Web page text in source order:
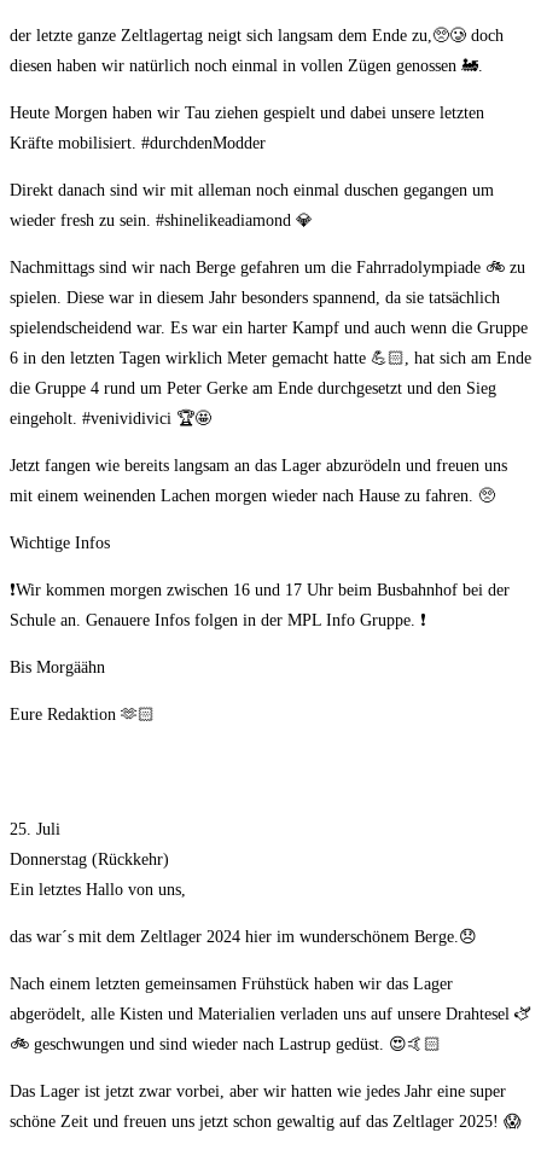
der letzte ganze Zeltlagertag neigt sich langsam dem Ende zu,🥺🥲 doch
diesen haben wir natürlich noch einmal in vollen Zügen genossen 🚂.
Heute Morgen haben wir Tau ziehen gespielt und dabei unsere letzten
Kräfte mobilisiert. #durchdenModder
Direkt danach sind wir mit alleman noch einmal duschen gegangen um
wieder fresh zu sein. #shinelikeadiamond 💎
Nachmittags sind wir nach Berge gefahren um die Fahrradolympiade 🚲 zu
spielen. Diese war in diesem Jahr besonders spannend, da sie tatsächlich
spielendscheidend war. Es war ein harter Kampf und auch wenn die Gruppe
6 in den letzten Tagen wirklich Meter gemacht hatte 💪🏻, hat sich am Ende
die Gruppe 4 rund um Peter Gerke am Ende durchgesetzt und den Sieg
eingeholt. #venividivici 🏆🤩
Jetzt fangen wie bereits langsam an das Lager abzurödeln und freuen uns
mit einem weinenden Lachen morgen wieder nach Hause zu fahren. 🥺
Wichtige Infos
❗Wir kommen morgen zwischen 16 und 17 Uhr beim Busbahnhof bei der
Schule an. Genauere Infos folgen in der MPL Info Gruppe. ❗
Bis Morgäähn
Eure Redaktion 🫶🏻
25. Juli
Donnerstag (Rückkehr)
Ein letztes Hallo von uns,
das war´s mit dem Zeltlager 2024 hier im wunderschönem Berge.😞
Nach einem letzten gemeinsamen Frühstück haben wir das Lager
abgerödelt, alle Kisten und Materialien verladen uns auf unsere Drahtesel 🫏
🚲 geschwungen und sind wieder nach Lastrup gedüst. 😍🤙🏻
Das Lager ist jetzt zwar vorbei, aber wir hatten wie jedes Jahr eine super
schöne Zeit und freuen uns jetzt schon gewaltig auf das Zeltlager 2025! 😱